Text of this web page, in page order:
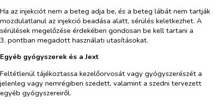
Ha az injekciót nem a beteg adja be, és a beteg lábát nem tartják
mozdulatlanul az injekció beadása alatt, sérülés keletkezhet. A
sérülések megelőzése érdekében gondosan be kell tartani a
3. pontban megadott használati utasításokat.
Egyéb gyógyszerek és a Jext
Feltétlenül tájékoztassa kezelőorvosát vagy gyógyszerészét a
jelenleg vagy nemrégiben szedett, valamint a szedni tervezett
egyéb gyógyszereiről.